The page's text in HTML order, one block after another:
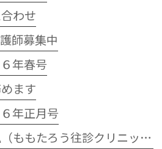
わせ
師募集中
年春号
ます
年正月号
川島孝一郎先生と私（ももたろう往診クリニック開院15周年記念特別講演会）